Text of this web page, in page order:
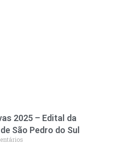
2025 – Edital da
São Pedro do Sul